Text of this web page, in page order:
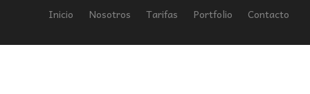
Inicio Nosotros Tarifas Portfolio Contacto